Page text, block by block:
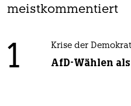
meistkommentiert
1 Krise der
AfD-Wählen